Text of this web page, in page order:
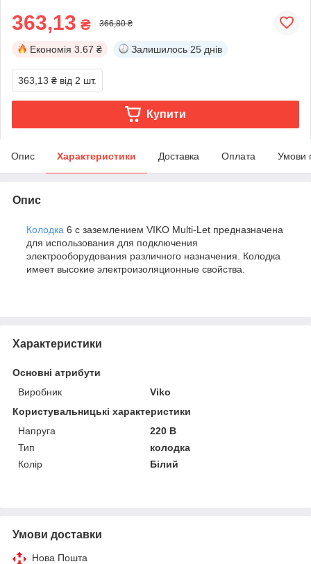
363,13 ₴ 366,80 ₴
Економія 3.67 ₴ Залишилось 25 днів
363,13 ₴ від 2 шт.
Купити
Опис Характеристики Доставка Оплата Умови
Опис
Колодка 6 с заземлением VIKO Multi-Let предназначена
для использования для подключения
электрооборудования различного назначения. Колодка
имеет высокие электроизоляционные свойства.
Характеристики
Основні атрибути
Виробник
Viko
Користувальницькі характеристики
Напруга
220 В
Тип
колодка
Колір
Білий
Умови доставки
Нова Пошта